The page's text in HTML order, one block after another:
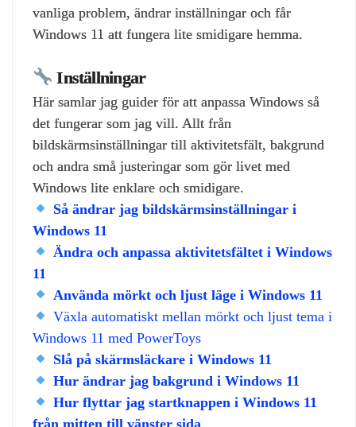
vanliga problem, ändrar inställningar och får
Windows 11 att fungera lite smidigare hemma.
Inställningar
Här samlar jag guider för att anpassa Windows så
det fungerar som jag vill. Allt från
bildskärmsinställningar till aktivitetsfält, bakgrund
och andra små justeringar som gör livet med
Windows lite enklare och smidigare.
Så ändrar jag bildskärmsinställningar i
Windows 11
Ändra och anpassa aktivitetsfältet i Windows
11
Använda mörkt och ljust läge i Windows 11
Växla automatiskt mellan mörkt och ljust tema i
Windows 11 med PowerToys
Slå på skärmsläckare i Windows 11
Hur ändrar jag bakgrund i Windows 11
Hur flyttar jag startknappen i Windows 11
från mitten till vänster sida